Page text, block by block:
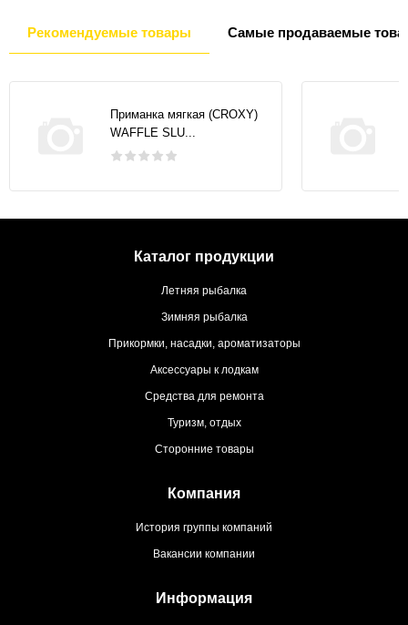
Рекомендуемые товары Самые продаваемые
Приманка мягкая (CROXY)
WAFFLE SLU...
Каталог продукции
Летняя рыбалка
Зимняя рыбалка
Прикормки, насадки, ароматизаторы
Аксессуары к лодкам
Средства для ремонта
Туризм, отдых
Сторонние товары
Компания
История группы компаний
Вакансии компании
Информация